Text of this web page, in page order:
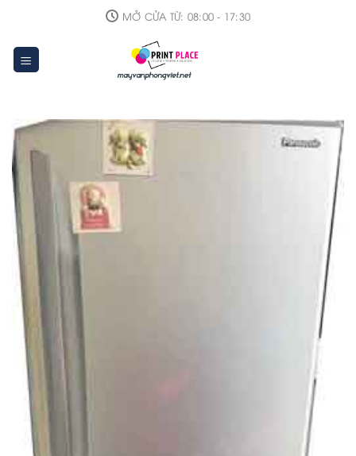
content
MỞ CỬA TỪ: 08:00 - 17:30